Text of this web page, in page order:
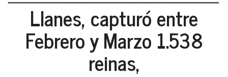
Llanes, capturó entre
Febrero y Marzo 1.538
reinas,